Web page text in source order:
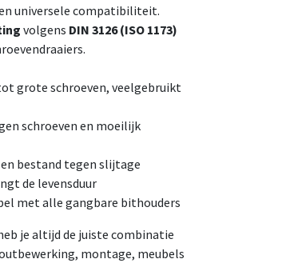
universele compatibiliteit.
volgens DIN 3126 (ISO 1173)
grote schroeven, veelgebruikt
schroeven en moeilijk
bestand tegen slijtage
de levensduur
met alle gangbare bithouders
je altijd de juiste combinatie
montage, meubels